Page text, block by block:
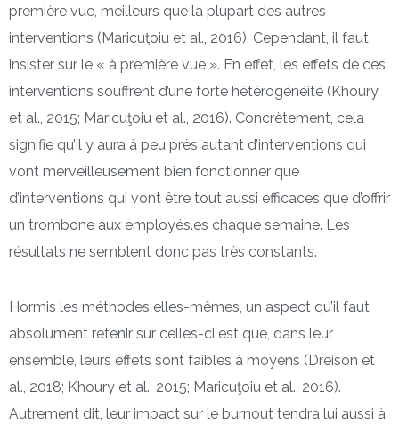
première vue, meilleurs que la plupart des autres
interventions (Maricuţoiu et al., 2016). Cependant, il faut
insister sur le « à première vue ». En effet, les effets de ces
interventions souffrent d’une forte hétérogénéité (Khoury
et al., 2015; Maricuţoiu et al., 2016). Concrètement, cela
signifie qu’il y aura à peu près autant d’interventions qui
vont merveilleusement bien fonctionner que
d’interventions qui vont être tout aussi efficaces que d’offrir
un trombone aux employés.es chaque semaine. Les
résultats ne semblent donc pas très constants.
Hormis les méthodes elles-mêmes, un aspect qu’il faut
absolument retenir sur celles-ci est que, dans leur
ensemble, leurs effets sont faibles à moyens (Dreison et
al., 2018; Khoury et al., 2015; Maricuţoiu et al., 2016).
Autrement dit, leur impact sur le burnout tendra lui aussi à